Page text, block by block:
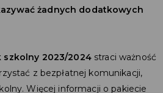
żadnych dodatkowych
szkolny 2023/2024straci ważność
z bezpłatnej komunikacji,
Więcej informacji o pakiecie